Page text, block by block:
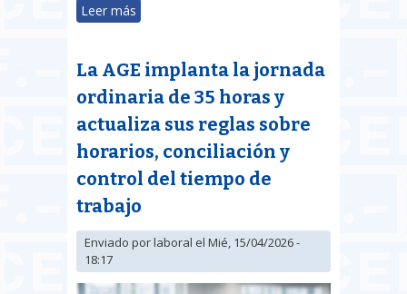
Leer más
fiscales por emergencias
La AGE implanta la jornada
ordinaria de 35 horas y
actualiza sus reglas sobre
horarios, conciliación y
control del tiempo de
trabajo
Enviado porlaboral el Mié, 15/04/2026 -
18:17